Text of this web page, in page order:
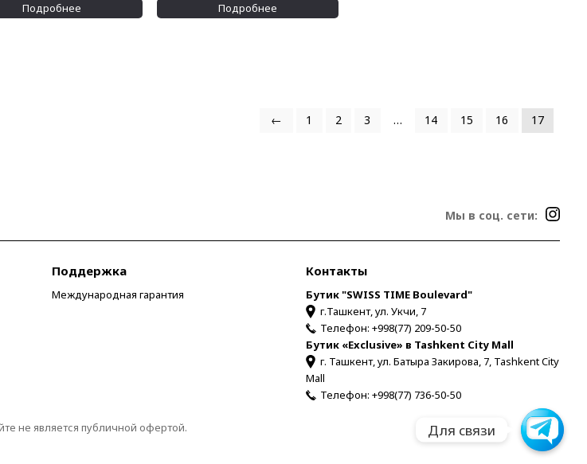
Подробнее Подробнее
← 1 2 3 … 14 15 16 17
Мы в соц. сети:
Поддержка
Международная гарантия
Контакты
Бутик "SWISS TIME Boulevard"
г.Ташкент, ул. Укчи, 7
Телефон: +998(77) 209-50-50
Бутик «Exclusive» в Tashkent City Mall
г. Ташкент, ул. Батыра Закирова, 7, Tashkent City
Mall
Телефон: +998(77) 736-50-50
не является публичной офертой.
Telegram
Для связи